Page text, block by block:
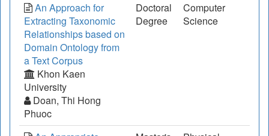
An Approach for
Extracting Taxonomic
Relationships based on
Domain Ontology from
a Text Corpus
Khon Kaen
University
Doan, Thi Hong
Phuoc
Doctoral
Degree
Computer
Science